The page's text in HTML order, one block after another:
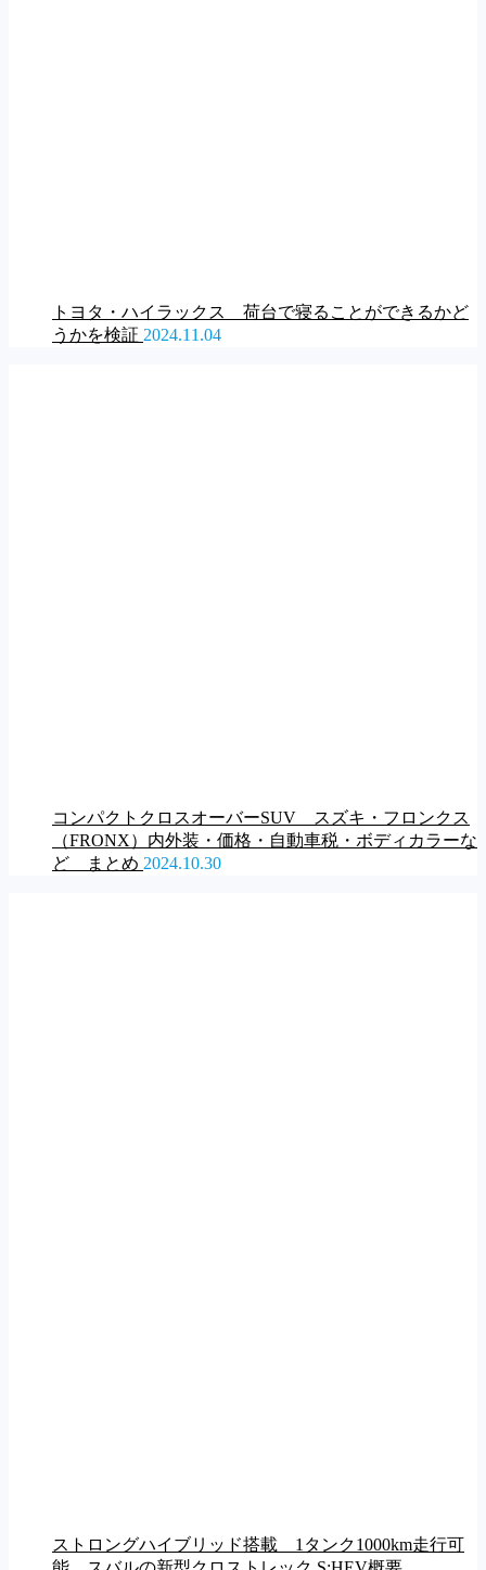
トヨタ・ハイラックス 荷台で寝ることができるかど
うかを検証 2024.11.04
コンパクトクロスオーバーSUV スズキ・フロンクス
（FRONX）内外装・価格・自動車税・ボディカラーな
ど まとめ 2024.10.30
ストロングハイブリッド搭載 1タンク1000km走行可